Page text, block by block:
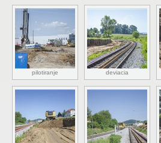
pilotiranje deviacia